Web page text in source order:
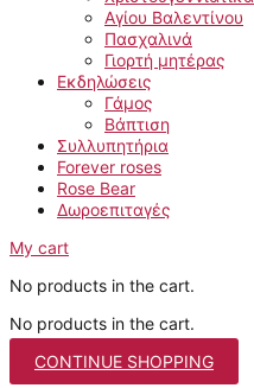
Αγίου Βαλεντίνου
Πασχαλινά
Γιορτή μητέρας
Εκδηλώσεις
Γάμος
Βάπτιση
Συλλυπητήρια
Forever roses
Rose Bear
Δωροεπιταγές
My cart
No products in the cart.
No products in the cart.
CONTINUE SHOPPING